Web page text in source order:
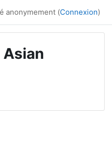
anonymement (Connexion)